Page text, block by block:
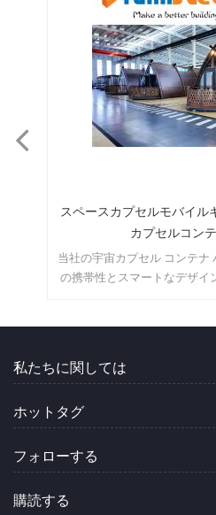
スペースカプセルモバイル
カプセルコン
当社の宇宙カプセル コンテナ
の携帯性とスマートなデザイ
私たちに関しては
ホットタグ
フォローする
購読する